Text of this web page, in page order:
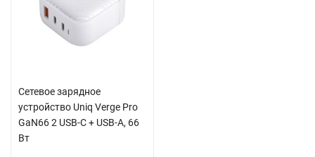
Сетевое зарядное
устройство Uniq Verge Pro
GaN66 2 USB-C + USB-A, 66
Вт